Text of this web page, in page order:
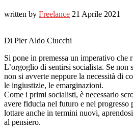
written by Freelance 21 Aprile 2021
Di Pier Aldo Ciucchi
Si pone in premessa un imperativo che
L’orgoglio di sentirsi socialista. Se non
non si avverte neppure la necessità di
le ingiustizie, le emarginazioni.
Come i primi socialisti, è necessario
avere fiducia nel futuro e nel progresso
lottare anche in termini nuovi,
al pensiero.